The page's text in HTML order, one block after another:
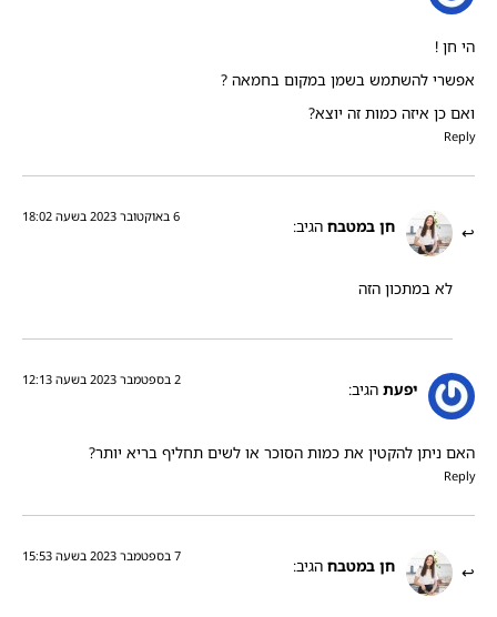
הי חן !
אפשרי להשתמש בשמן במקום בחמאה ?
ואם כן איזה כמות זה יוצא?
Reply
חן במטבח הגיב:
6 באוקטובר 2023 בשעה 18:02
לא במתכון הזה
יפעת הגיב:
2 בספטמבר 2023 בשעה 12:13
האם ניתן להקטין את כמות הסוכר או לשים תחליף בריא יותר?
Reply
חן במטבח הגיב:
7 בספטמבר 2023 בשעה 15:53